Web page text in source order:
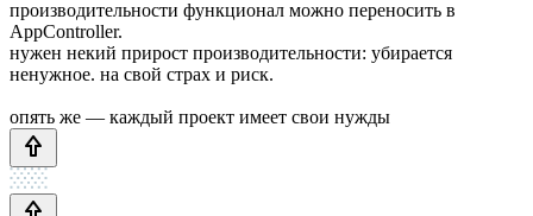
производительности функционал можно переносить в
AppController.
нужен некий прирост производительности: убирается
ненужное. на свой страх и риск.
опять же — каждый проект имеет свои нужды